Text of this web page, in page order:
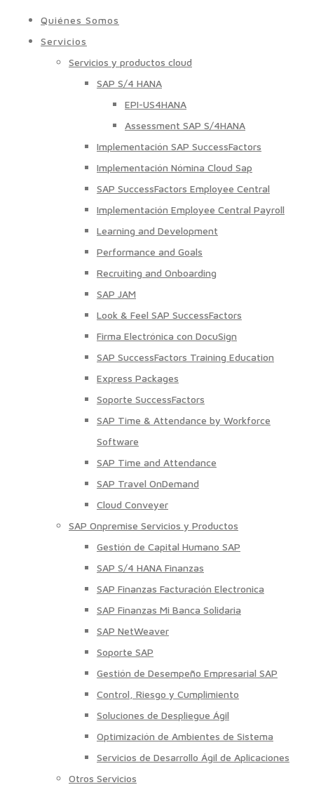
Quiénes Somos
Servicios
Servicios y productos cloud
SAP S/4 HANA
EPI-US4HANA
Assessment SAP S/4HANA
Implementación SAP SuccessFactors
Implementación Nómina Cloud Sap
SAP SuccessFactors Employee Central
Implementación Employee Central Payroll
Learning and Development
Performance and Goals
Recruiting and Onboarding
SAP JAM
Look & Feel SAP SuccessFactors
Firma Electrónica con DocuSign
SAP SuccessFactors Training Education
Express Packages
Soporte SuccessFactors
SAP Time & Attendance by Workforce
Software
SAP Time and Attendance
SAP Travel OnDemand
Cloud Conveyer
SAP Onpremise Servicios y Productos
Gestión de Capital Humano SAP
SAP S/4 HANA Finanzas
SAP Finanzas Facturación Electronica
SAP Finanzas Mi Banca Solidaria
SAP NetWeaver
Soporte SAP
Gestión de Desempeño Empresarial SAP
Control, Riesgo y Cumplimiento
Soluciones de Despliegue Ágil
Optimización de Ambientes de Sistema
Servicios de Desarrollo Ágil de Aplicaciones
Otros Servicios